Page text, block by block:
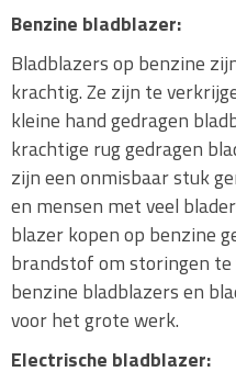
Benzine bladblazer:
Bladblazers op benzine
krachtig. Ze zijn te
kleine hand gedragen
krachtige rug gedragen
zijn een onmisbaar stuk
en mensen met veel
blazer kopen op benzine
brandstof om storingen te
benzine bladblazers en
voor het grote werk.
Electrische bladblazer: